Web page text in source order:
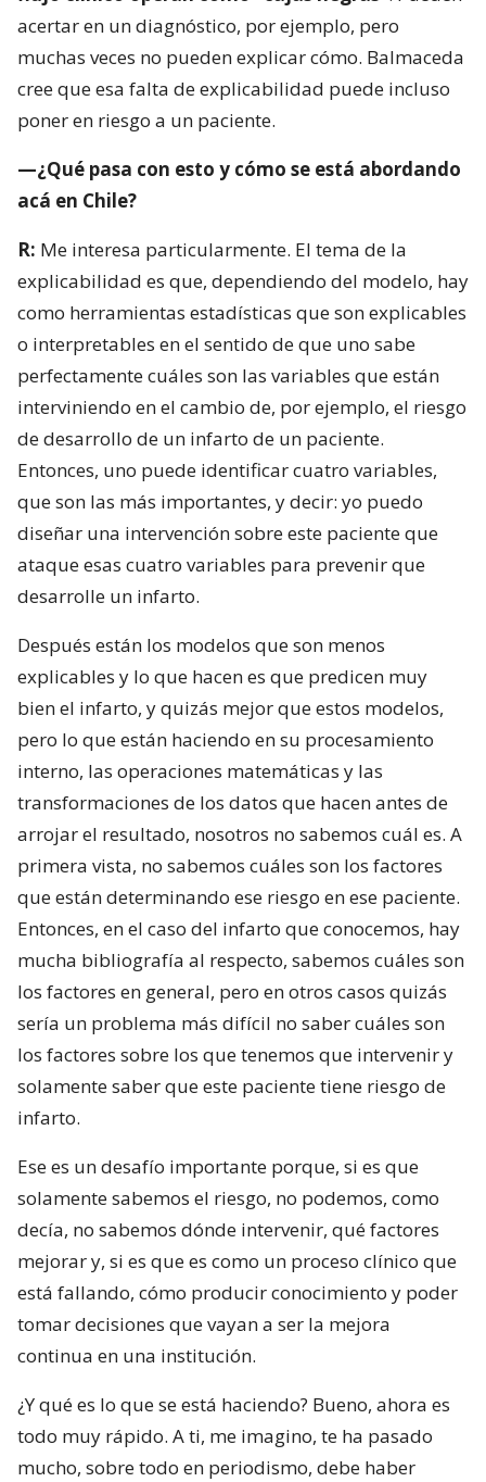
acertar en un diagnóstico, por ejemplo, pero
muchas veces no pueden explicar cómo. Balmaceda
cree que esa falta de explicabilidad puede incluso
poner en riesgo a un paciente.
—¿Qué pasa con esto y cómo se está abordando
acá en Chile?
R: Me interesa particularmente. El tema de la
explicabilidad es que, dependiendo del modelo, hay
como herramientas estadísticas que son explicables
o interpretables en el sentido de que uno sabe
perfectamente cuáles son las variables que están
interviniendo en el cambio de, por ejemplo, el riesgo
de desarrollo de un infarto de un paciente.
Entonces, uno puede identificar cuatro variables,
que son las más importantes, y decir: yo puedo
diseñar una intervención sobre este paciente que
ataque esas cuatro variables para prevenir que
desarrolle un infarto.
Después están los modelos que son menos
explicables y lo que hacen es que predicen muy
bien el infarto, y quizás mejor que estos modelos,
pero lo que están haciendo en su procesamiento
interno, las operaciones matemáticas y las
transformaciones de los datos que hacen antes de
arrojar el resultado, nosotros no sabemos cuál es. A
primera vista, no sabemos cuáles son los factores
que están determinando ese riesgo en ese paciente.
Entonces, en el caso del infarto que conocemos, hay
mucha bibliografía al respecto, sabemos cuáles son
los factores en general, pero en otros casos quizás
sería un problema más difícil no saber cuáles son
los factores sobre los que tenemos que intervenir y
solamente saber que este paciente tiene riesgo de
infarto.
Ese es un desafío importante porque, si es que
solamente sabemos el riesgo, no podemos, como
decía, no sabemos dónde intervenir, qué factores
mejorar y, si es que es como un proceso clínico que
está fallando, cómo producir conocimiento y poder
tomar decisiones que vayan a ser la mejora
continua en una institución.
¿Y qué es lo que se está haciendo? Bueno, ahora es
todo muy rápido. A ti, me imagino, te ha pasado
mucho, sobre todo en periodismo, debe haber